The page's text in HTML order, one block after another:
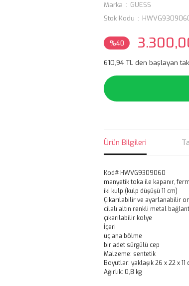
Marka
GUESS
Stok Kodu
%40
610,94 TL den başlayan
Ürün Bilgileri
Kod# HWVG9309060
manyetik toka ile kapanır,
iki kulp (kulp düşüşü 11 cm)
Çıkarılabilir ve ayarlanabilir
cilalı altın renkli metal
çıkarılabilir kolye
İçeri
üç ana bölme
bir adet sürgülü cep
Malzeme: sentetik
Boyutlar: yaklaşık 26 x 22 x
Ağırlık: 0,8 kg